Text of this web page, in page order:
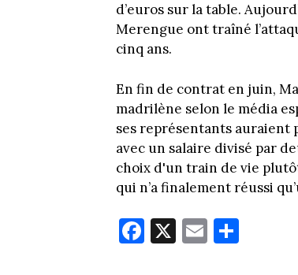
d’euros sur la table.
Merengue ont traîné
cinq ans.
En fin de contrat en juin,
madrilène selon le média
ses représentants auraient
avec un salaire divisé par
choix d'un train de vie
qui n’a finalement réussi
Fa
ce
X E
m